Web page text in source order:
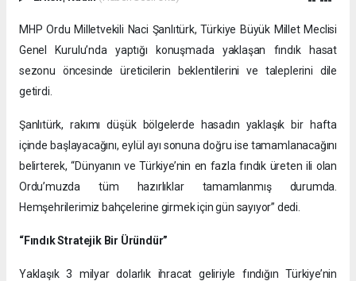
MHP Ordu Milletvekili Naci Şanlıtürk, Türkiye Büyük Millet Meclisi
Genel Kurulu’nda yaptığı konuşmada yaklaşan fındık hasat
sezonu öncesinde üreticilerin beklentilerini ve taleplerini dile
getirdi.
Şanlıtürk, rakımı düşük bölgelerde hasadın yaklaşık bir hafta
içinde başlayacağını, eylül ayı sonuna doğru ise tamamlanacağını
belirterek, “Dünyanın ve Türkiye’nin en fazla fındık üreten ili olan
Ordu’muzda tüm hazırlıklar tamamlanmış durumda.
Hemşehrilerimiz bahçelerine girmek için gün sayıyor” dedi.
“Fındık Stratejik Bir Üründür”
Yaklaşık 3 milyar dolarlık ihracat geliriyle fındığın Türkiye’nin